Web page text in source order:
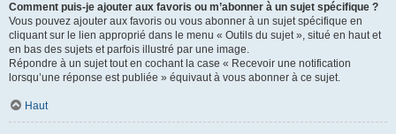
Comment puis-je ajouter aux favoris ou m’abonner à un sujet spécifique ?
Vous pouvez ajouter aux favoris ou vous abonner à un sujet spécifique en
cliquant sur le lien approprié dans le menu « Outils du sujet », situé en haut et
en bas des sujets et parfois illustré par une image.
Répondre à un sujet tout en cochant la case « Recevoir une notification
lorsqu’une réponse est publiée » équivaut à vous abonner à ce sujet.
Haut